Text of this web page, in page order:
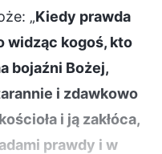
„Kiedy prawda
widząc kogoś, kto
bojaźni Bożej,
i zdawkowo
i ją zakłóca,
prawdy i w